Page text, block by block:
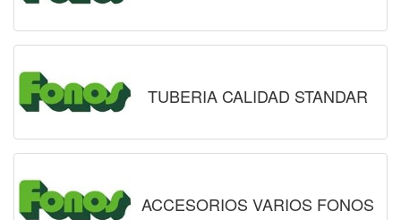
TUBERIA CALIDAD STANDAR
ACCESORIOS VARIOS FONOS